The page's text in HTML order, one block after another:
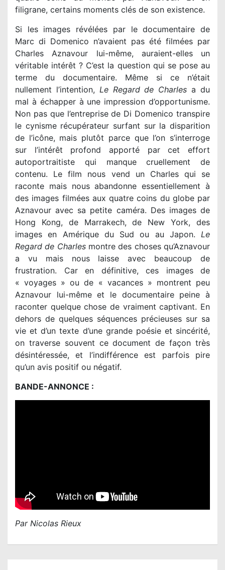
filigrane, certains moments clés de son existence.
Si les images révélées par le documentaire de
Marc di Domenico n’avaient pas été filmées par
Charles Aznavour lui-même, auraient-elles un
véritable intérêt ? C’est la question qui se pose au
terme du documentaire. Même si ce n’était
nullement l’intention, Le Regard de Charles a du
mal à échapper à une impression d’opportunisme.
Non pas que l’entreprise de Di Domenico transpire
le cynisme récupérateur surfant sur la disparition
de l’icône, mais plutôt parce que l’on s’interroge
sur l’intérêt profond apporté par cet effort
autoportraitiste qui manque cruellement de
contenu. Le film nous vend un Charles qui se
raconte mais nous abandonne essentiellement à
des images filmées aux quatre coins du globe par
Aznavour avec sa petite caméra. Des images de
Hong Kong, de Marrakech, de New York, des
images en Amérique du Sud ou au Japon. Le
Regard de Charlesmontre des choses qu’Aznavour
a vu mais nous laisse avec beaucoup de
frustration. Car en définitive, ces images de
« voyages » ou de « vacances » montrent peu
Aznavour lui-même et le documentaire peine à
raconter quelque chose de vraiment captivant. En
dehors de quelques séquences précieuses sur sa
vie et d’un texte d’une grande poésie et sincérité,
on traverse souvent ce document de façon très
désintéressée, et l’indifférence est parfois pire
qu’un avis positif ou négatif.
BANDE-ANNONCE :
Par Nicolas Rieux